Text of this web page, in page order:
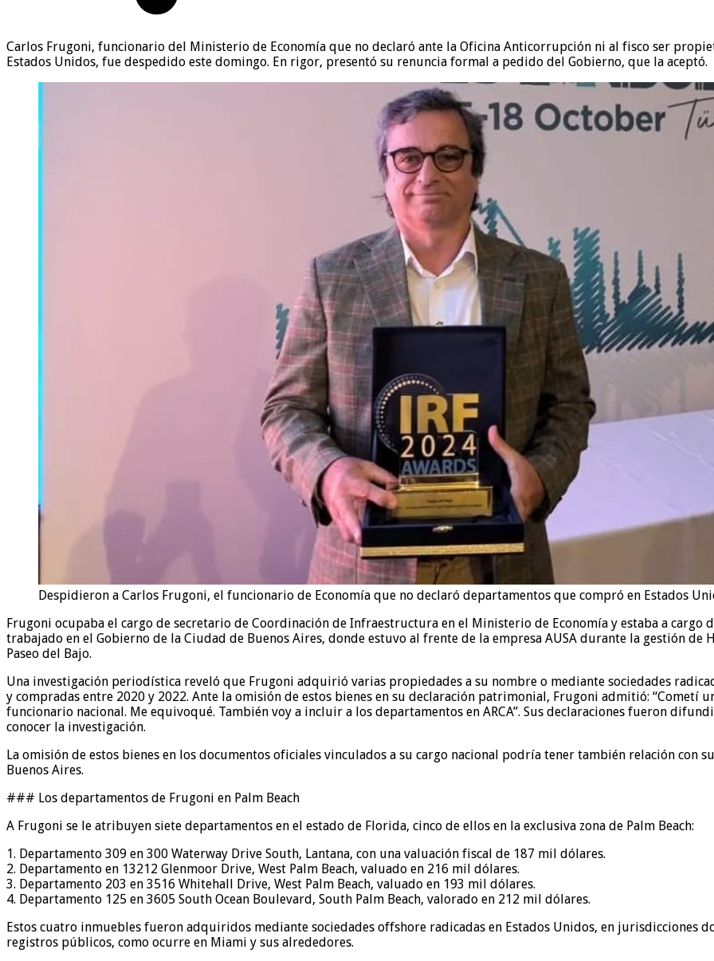
Carlos Frugoni, funcionario del Ministerio de Economía que no declaró ante la Oficina Anticorrupción ni al fisco ser
Estados Unidos, fue despedido este domingo. En rigor, presentó su renuncia formal a pedido del Gobierno, que la aceptó.
Despidieron a Carlos Frugoni, el funcionario de Economía que no declaró departamentos que compró en Estados
Frugoni ocupaba el cargo de secretario de Coordinación de Infraestructura en el Ministerio de Economía y estaba a
trabajado en el Gobierno de la Ciudad de Buenos Aires, donde estuvo al frente de la empresa AUSA durante la gestión
Paseo del Bajo.
Una investigación periodística reveló que Frugoni adquirió varias propiedades a su nombre o mediante sociedades
y compradas entre 2020 y 2022. Ante la omisión de estos bienes en su declaración patrimonial, Frugoni admitió: “Cometí
funcionario nacional. Me equivoqué. También voy a incluir a los departamentos en ARCA”. Sus declaraciones fueron
conocer la investigación.
La omisión de estos bienes en los documentos oficiales vinculados a su cargo nacional podría tener también relación con
Buenos Aires.
### Los departamentos de Frugoni en Palm Beach
A Frugoni se le atribuyen siete departamentos en el estado de Florida, cinco de ellos en la exclusiva zona de Palm Beach:
1. Departamento 309 en 300 Waterway Drive South, Lantana, con una valuación fiscal de 187 mil dólares.
2. Departamento en 13212 Glenmoor Drive, West Palm Beach, valuado en 216 mil dólares.
3. Departamento 203 en 3516 Whitehall Drive, West Palm Beach, valuado en 193 mil dólares.
4. Departamento 125 en 3605 South Ocean Boulevard, South Palm Beach, valorado en 212 mil dólares.
Estos cuatro inmuebles fueron adquiridos mediante sociedades offshore radicadas en Estados Unidos, en jurisdicciones
registros públicos, como ocurre en Miami y sus alrededores.